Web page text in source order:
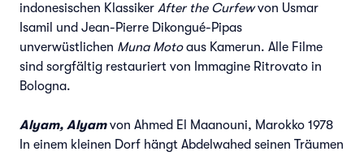
indonesischen Klassiker After the Curfewvon Usmar
Isamil und Jean-Pierre Dikongué-Pipas
unverwüstlichen Muna Motoaus Kamerun. Alle Filme
sind sorgfältig restauriert von Immagine Ritrovato in
Bologna.
Alyam, Alyamvon Ahmed El Maanouni, Marokko 1978
In einem kleinen Dorf hängt Abdelwahed seinen Träumen